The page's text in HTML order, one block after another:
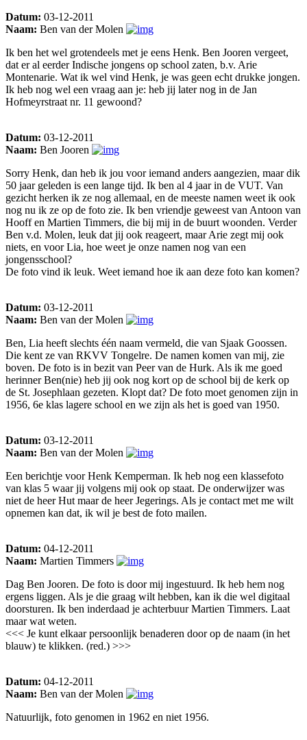
Datum: 03-12-2011
Naam: Ben van der Molen
Ik ben het wel grotendeels met je eens Henk. Ben Jooren vergeet,
dat er al eerder Indische jongens op school zaten, b.v. Arie
Montenarie. Wat ik wel vind Henk, je was geen echt drukke jongen.
Ik heb nog wel een vraag aan je: heb jij later nog in de Jan
Hofmeyrstraat nr. 11 gewoond?
Datum: 03-12-2011
Naam: Ben Jooren
Sorry Henk, dan heb ik jou voor iemand anders aangezien, maar dik
50 jaar geleden is een lange tijd. Ik ben al 4 jaar in de VUT. Van
gezicht herken ik ze nog allemaal, en de meeste namen weet ik ook
nog nu ik ze op de foto zie. Ik ben vriendje geweest van Antoon van
Hooff en Martien Timmers, die bij mij in de buurt woonden. Verder
Ben v.d. Molen, leuk dat jij ook reageert, maar Arie zegt mij ook
niets, en voor Lia, hoe weet je onze namen nog van een
jongensschool?
De foto vind ik leuk. Weet iemand hoe ik aan deze foto kan komen?
Datum: 03-12-2011
Naam: Ben van der Molen
Ben, Lia heeft slechts één naam vermeld, die van Sjaak Goossen.
Die kent ze van RKVV Tongelre. De namen komen van mij, zie
boven. De foto is in bezit van Peer van de Hurk. Als ik me goed
herinner Ben(nie) heb jij ook nog kort op de school bij de kerk op
de St. Josephlaan gezeten. Klopt dat? De foto moet genomen zijn in
1956, 6e klas lagere school en we zijn als het is goed van 1950.
Datum: 03-12-2011
Naam: Ben van der Molen
Een berichtje voor Henk Kemperman. Ik heb nog een klassefoto
van klas 5 waar jij volgens mij ook op staat. De onderwijzer was
niet de heer Hut maar de heer Jegerings. Als je contact met me wilt
opnemen kan dat, ik wil je best de foto mailen.
Datum: 04-12-2011
Naam: Martien Timmers
Dag Ben Jooren. De foto is door mij ingestuurd. Ik heb hem nog
ergens liggen. Als je die graag wilt hebben, kan ik die wel digitaal
doorsturen. Ik ben inderdaad je achterbuur Martien Timmers. Laat
maar wat weten.
<<< Je kunt elkaar persoonlijk benaderen door op de naam (in het
blauw) te klikken. (red.) >>>
Datum: 04-12-2011
Naam: Ben van der Molen
Natuurlijk, foto genomen in 1962 en niet 1956.